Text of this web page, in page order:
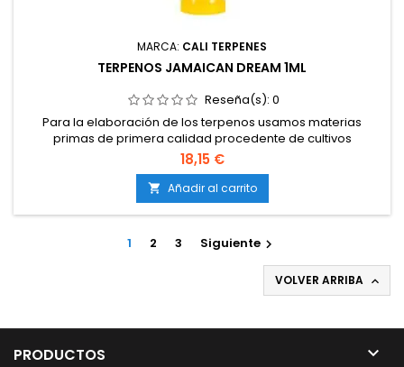
MARCA: CALI TERPENES
TERPENOS JAMAICAN DREAM 1ML
Reseña(s): 0
Para la elaboración de los terpenos usamos materias
primas de primera calidad procedente de cultivos
totalmente orgánicos, sin pesticidas ni agentes
contaminantes, no contienen GMO (libres de transgénicos).
Los terpenos Jamaican Dream no contienen ningún añadido
y no contienen cannabinoides (THC, CBD, CBN, CBG,).
18,15 €
 Añadir al carrito
1 2 3 Siguiente 
VOLVER ARRIBA 
PRODUCTOS 